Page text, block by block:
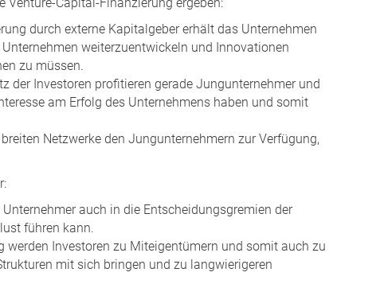
Venture-Capital-Finanzierung ergeben:
durch externe Kapitalgeber erhält das Unternehmen
weiterzuentwickeln und Innovationen
zu müssen.
der Investoren profitieren gerade Jungunternehmer und
am Erfolg des Unternehmens haben und somit
Netzwerke den Jungunternehmern zur Verfügung,
auch in die Entscheidungsgremien der
führen kann.
werden Investoren zu Miteigentümern und somit auch zu
mit sich bringen und zu langwierigeren